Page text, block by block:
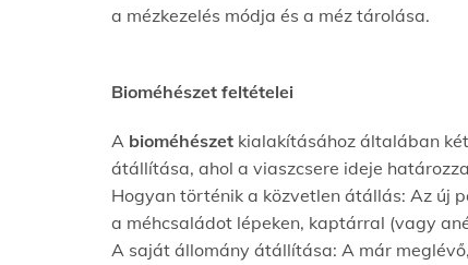
a mézkezelés módja és a méz tárolása.
Bioméhészet feltételei
A bioméhészet kialakításához általában
átállítása, ahol a viaszcsere ideje
Hogyan történik a közvetlen átállás: Az új
a méhcsaládot lépeken, kaptárral (vagy
A saját állomány átállítása: A már